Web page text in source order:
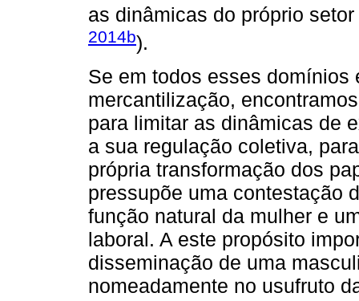
as dinâmicas do próprio
2014b).
Se em todos esses domínios
mercantilização,
para limitar as dinâmicas de
a sua regulação coletiva,
própria transformação dos
pressupõe uma contestação
função natural da mulher e
laboral. A este propósito
disseminação de uma
nomeadamente no usufruto